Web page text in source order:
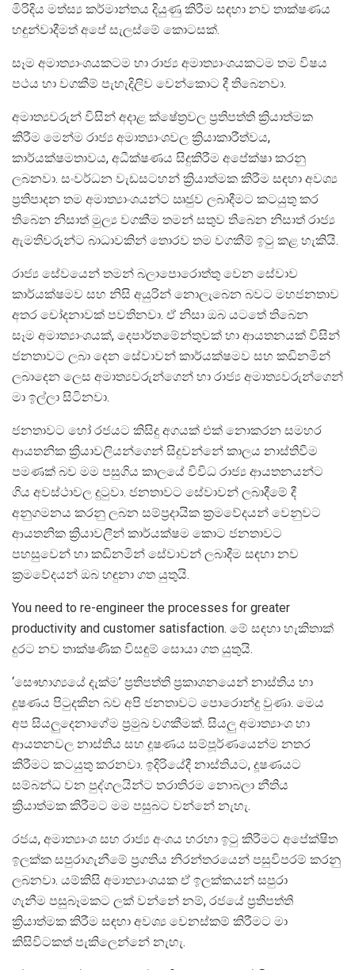
මිරිදිය මත්ස්‍ය කර්මාන්තය දියුණු කිරීම සඳහා නව තාක්ෂණය
හඳුන්වාදීමත් අපේ සැලස්මේ කොටසක්.
සෑම අමාත්‍යාංශයකටම හා රාජ්‍ය අමාත්‍යාංශයකටම තම විෂය
පථය හා වගකීම් පැහැදිලිව වෙන්කොට දී තිබෙනවා.
අමාත්‍යවරුන් විසින් අදාළ ක්ෂේත්‍රවල ප්‍රතිපත්ති ක්‍රියාත්මක
කිරීම මෙන්ම රාජ්‍ය අමාත්‍යාංශවල ක්‍රියාකාරීත්වය,
කාර්යක්ෂමතාවය, අධීක්ෂණය සිදුකිරීම අපේක්ෂා කරනු
ලබනවා. සංවර්ධන වැඩසටහන් ක්‍රියාත්මක කිරීම සඳහා අවශ්‍ය
ප්‍රතිපාදන තම අමාත්‍යාංශයන්ට ඍජුව ලබාදීමට කටයුතු කර
තිබෙන නිසාත් මුල්‍ය වගකීම තමන් සතුව තිබෙන නිසාත් රාජ්‍ය
ඇමතිවරුන්ට බාධාවකින් තොරව තම වගකීම් ඉටු කළ හැකියි.
රාජ්‍ය සේවයෙන් තමන් බලාපොරොත්තු වෙන සේවාව
කාර්යක්ෂමව සහ නිසි අයුරින් නොලැබෙන බවට මහජනතාව
අතර චෝදනාවක් පවතිනවා. ඒ නිසා ඔබ යටතේ තිබෙන
සෑම අමාත්‍යාංශයක්, දෙපාර්තමේන්තුවක් හා ආයතනයක් විසින්
ජනතාවට ලබා දෙන සේවාවන් කාර්යක්ෂමව සහ කඩිනමින්
ලබාදෙන ලෙස අමාත්‍යවරුන්ගෙන් හා රාජ්‍ය අමාත්‍යවරුන්ගෙන්
මා ඉල්ලා සිටිනවා.
ජනතාවට හෝ රජයට කිසිදු අගයක් එක් නොකරන සමහර
ආයතනික ක්‍රියාවලියන්ගෙන් සිදුවන්නේ කාලය නාස්තිවීම
පමණක් බව මම පසුගිය කාලයේ විවිධ රාජ්‍ය ආයතනයන්ට
ගිය අවස්ථාවල දුටුවා. ජනතාවට සේවාවන් ලබාදීමේ දී
අනුගමනය කරනු ලබන සම්ප්‍රදායික ක්‍රමවේදයන් වෙනුවට
ආයතනික ක්‍රියාවලීන් කාර්යක්ෂම කොට ජනතාවට
පහසුවෙන් හා කඩිනමින් සේවාවන් ලබාදීම සඳහා නව
ක්‍රමවේදයන් ඔබ හඳුනා ගත යුතුයි.
You need to re-engineer the processes for greater
productivity and customer satisfaction. මේ සඳහා හැකිතාක්
දුරට නව තාක්ෂණික විසඳුම් සොයා ගත යුතුයි.
‘සෞභාග්‍යයේ දැක්ම’ ප්‍රතිපත්ති ප්‍රකාශනයෙන් නාස්තිය හා
දූෂණය පිටුදකින බව අපි ජනතාවට පොරොන්දු වුණා. මෙය
අප සියලුදෙනාගේම ප්‍රමුඛ වගකීමක්. සියලු අමාත්‍යාංශ හා
ආයතනවල නාස්තිය සහ දූෂණය සම්පූර්ණයෙන්ම නතර
කිරීමට කටයුතු කරනවා. ඉදිරියේදී නාස්තියට, දූෂණයට
සම්බන්ධ වන පුද්ගලයින්ට තරාතිරම නොබලා නීතිය
ක්‍රියාත්මක කිරීමට මම පසුබට වන්නේ නැහැ.
රජය, අමාත්‍යාංශ සහ රාජ්‍ය අංශය හරහා ඉටු කිරීමට අපේක්ෂිත
ඉලක්ක සපුරාගැනීමේ ප්‍රගතිය නිරන්තරයෙන් පසුවිපරම් කරනු
ලබනවා. යම්කිසි අමාත්‍යාංශයක ඒ ඉලක්කයන් සපුරා
ගැනීම පසුබෑමකට ලක් වන්නේ නම්, රජයේ ප්‍රතිපත්ති
ක්‍රියාත්මක කිරීම සඳහා අවශ්‍ය වෙනස්කම් කිරීමට මා
කිසිවිටකත් පැකිලෙන්නේ නැහැ.